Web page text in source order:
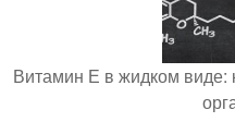
Витамин Е в жидком виде: